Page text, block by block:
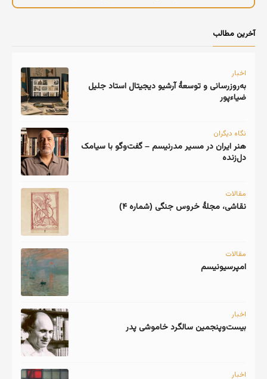
آخرین مطالب
اخبار
به‌روزرسانی و توسعهٔ آرشیو دیجیتال استاد جلیل
ضیاءپور
نگاه دیگران
هنر ایران در مسیر مدرنیسم – گفت‌وگو با سیامک
دل‌زنده
مقالات
نقاشی، مجلهٔ خروس جنگی (شماره ۴)
مقالات
امپرسیونیسم
اخبار
اخبار